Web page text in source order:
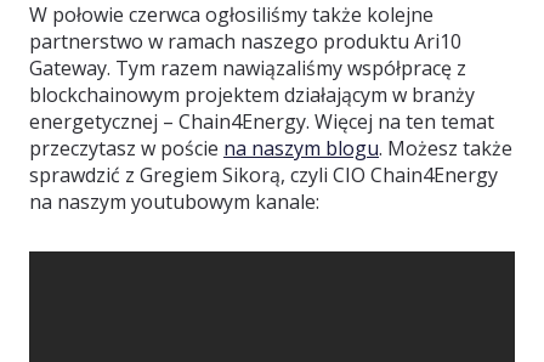
W połowie czerwca ogłosiliśmy także kolejne
partnerstwo w ramach naszego produktu Ari10
Gateway. Tym razem nawiązaliśmy współpracę z
blockchainowym projektem działającym w branży
energetycznej – Chain4Energy. Więcej na ten temat
przeczytasz w poście na naszym blogu. Możesz także
sprawdzić z Gregiem Sikorą, czyli CIO Chain4Energy
na naszym youtubowym kanale: